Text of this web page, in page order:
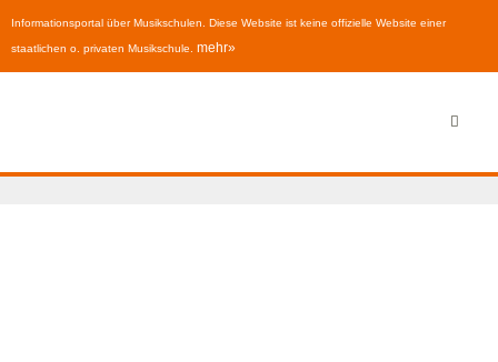
Informationsportal über Musikschulen. Diese Website ist keine offizielle Website einer
staatlichen o. privaten Musikschule. mehr»